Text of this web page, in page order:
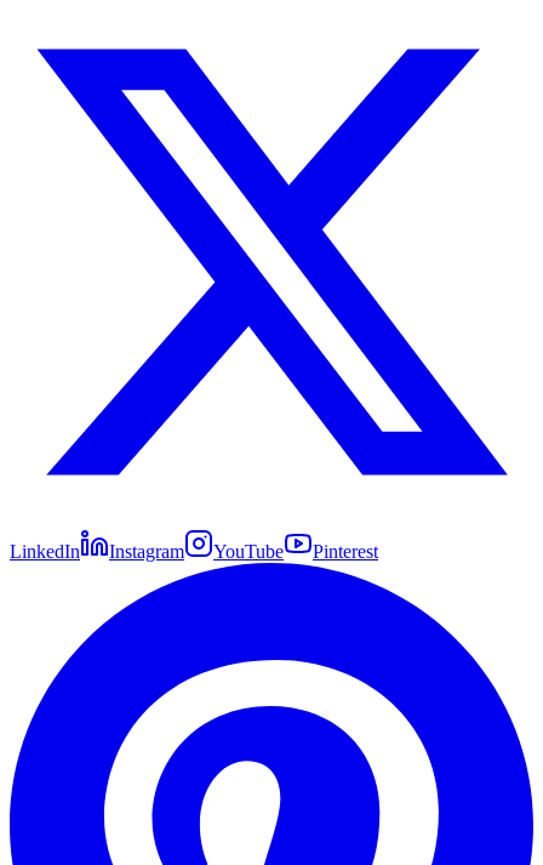
LinkedIn Instagram YouTube Pinterest